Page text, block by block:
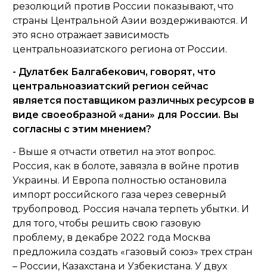
резолюций против России показывают, что
страны Центральной Азии воздерживаются. И
это ясно отражает зависимость
центральноазиатского региона от России.
- Дулатбек Балгабекович, говорят, что
центральноазиатский регион сейчас
является поставщиком различных ресурсов в
виде своеобразной «дани» для России. Вы
согласны с этим мнением?
- Выше я отчасти ответил на этот вопрос.
Россия, как в болоте, завязла в войне против
Украины. И Европа полностью остановила
импорт российского газа через северный
трубопровод. Россия начала терпеть убытки. И
для того, чтобы решить свою газовую
проблему, в декабре 2022 года Москва
предложила создать «газовый союз» трех стран
– России, Казахстана и Узбекистана. У двух